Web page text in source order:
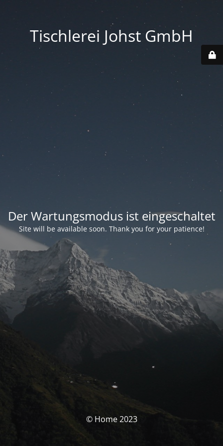
Tischlerei Johst GmbH
Der Wartungsmodus ist eingeschaltet
Site will be available soon. Thank you for your patience!
© Home 2023